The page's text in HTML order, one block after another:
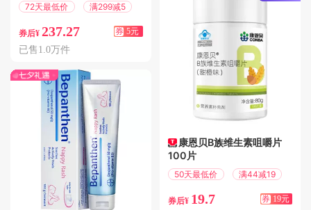
72天最低价 满299减5
券后¥ 237.27 券 5元
已售1.0万件
康恩贝B族维生素咀嚼片
100片
50天最低价 满44减19
券后¥ 19.7 券 19元